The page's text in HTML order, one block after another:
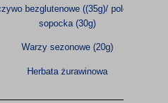
bezglutenowe ((35g)/ polędwica
sopocka (30g)
Warzy sezonowe (20g)
Herbata żurawinowa